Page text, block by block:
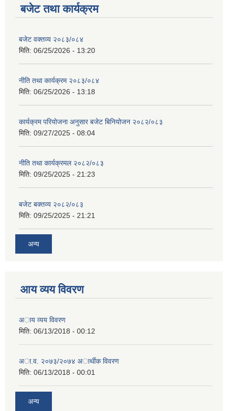
बजेट तथा कार्यक्रम
बजेट वक्तव्य २०८३/०८४
मिति: 06/25/2026 - 13:20
नीति तथा कार्यक्रम २०८३/०८४
मिति: 06/25/2026 - 13:18
कार्यक्रम परियोजना अनुसार बजेट बिनियोजन २०८२/०८३
मिति: 09/27/2025 - 08:04
नीति तथा कार्यक्रमल २०८२/०८३
मिति: 09/25/2025 - 21:23
बजेट बक्तव्य २०८२/०८३
मिति: 09/25/2025 - 21:21
अन्य
आय व्यय विवरण
अाय व्यय विवरण
मिति: 06/13/2018 - 00:12
अा.व. २०७३/२०७४ अार्थीक विवरण
मिति: 06/13/2018 - 00:01
अन्य